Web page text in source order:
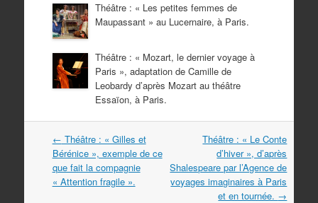
Théâtre : « Les petites femmes de
Maupassant » au Lucernaire, à Paris.
Théâtre : « Mozart, le dernier voyage à
Paris », adaptation de Camille de
Leobardy d’après Mozart au théâtre
Essaïon, à Paris.
Navigation
dans
les
articles
← Théâtre : « Gilles et
Bérénice », exemple de ce
que fait la compagnie
« Attention fragile ».
Théâtre : « Le Conte
d’hiver », d’après
Shalespeare par l’Agence de
voyages imaginaires à Paris
et en tournée. →